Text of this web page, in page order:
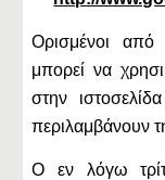
Ορισμένοι από
μπορεί να
στην
περιλαμβάνουν
Ο εν λόγω